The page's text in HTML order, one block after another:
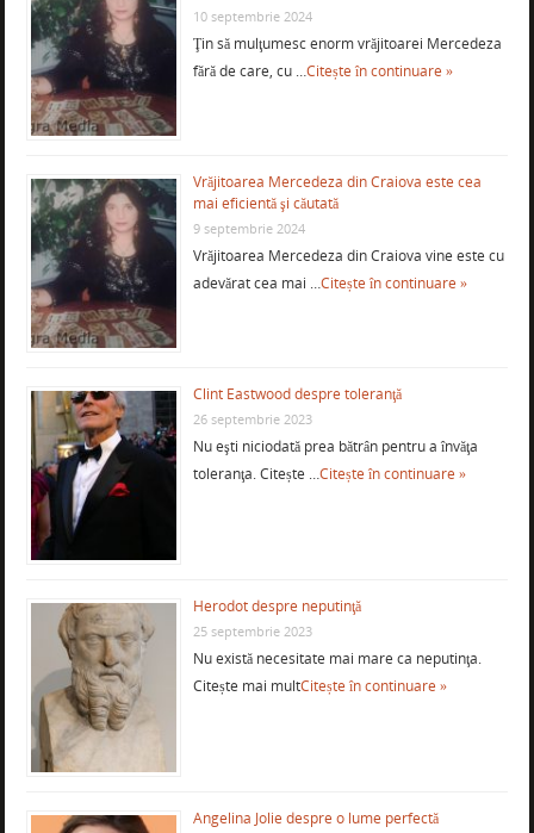
10 septembrie 2024
Ţin să mulţumesc enorm vrăjitoarei Mercedeza
fără de care, cu …Citește în continuare »
Vrăjitoarea Mercedeza din Craiova este cea
mai eficientă şi căutată
9 septembrie 2024
Vrăjitoarea Mercedeza din Craiova vine este cu
adevărat cea mai …Citește în continuare »
Clint Eastwood despre toleranţă
26 septembrie 2023
Nu eşti niciodată prea bătrân pentru a învăţa
toleranţa. Citește …Citește în continuare »
Herodot despre neputinţă
25 septembrie 2023
Nu există necesitate mai mare ca neputinţa.
Citește mai multCitește în continuare »
Angelina Jolie despre o lume perfectă